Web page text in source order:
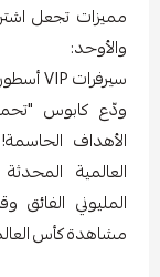
والأوحد:
سيرفرات VIP أسطورية (مشاهدة بدون تقطيع طوال العام)
ودّع كابوس
الأهداف
المليوني
مشاهدةكأس